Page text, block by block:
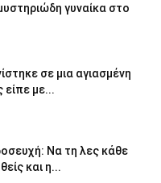
γυναίκα στο
σε μια αγιασμένη
είπε με...
Να τη λες κάθε
και η...